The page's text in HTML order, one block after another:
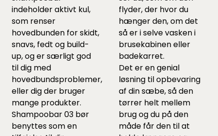
indeholder aktivt kul,
som renser
hovedbunden for skidt,
snavs, fedt og build-
up, og er særligt god
til dig med
hovedbundsproblemer,
eller dig der bruger
mange produkter.
Shampoobar 03 bør
benyttes som en
flyder, der hvor du
hænger den, om det
så er i selve vasken i
brusekabinen eller
badekarret.
Det er en genial
løsning til opbevaring
af din sæbe, så den
tørrer helt mellem
brug og du på den
måde får den til at